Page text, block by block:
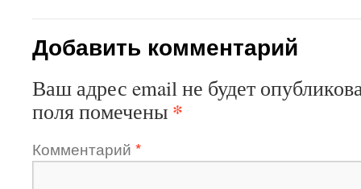
Добавить комментарий
Ваш адрес email не будет
поля помечены *
Комментарий *